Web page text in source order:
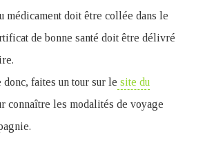
médicament doit être collée dans le
de bonne santé doit être délivré
faites un tour sur le site du
connaître les modalités de voyage